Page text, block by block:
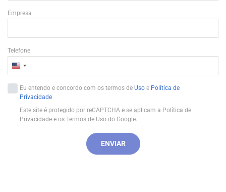
Empresa
U
i
Telefone
Eu entendo e concordo com os termos de Uso e Política de
Privacidade
Este site é protegido por reCAPTCHA e se aplicam a Política de
Privacidade e os Termos de Uso do Google.
ENVIAR